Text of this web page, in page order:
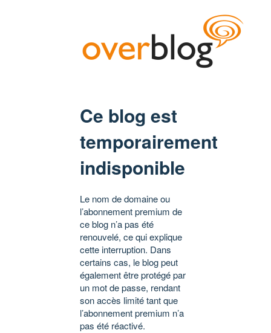
Ce blog est
temporairement
indisponible
Le nom de domaine ou
l’abonnement premium de
ce blog n’a pas été
renouvelé, ce qui explique
cette interruption. Dans
certains cas, le blog peut
également être protégé par
un mot de passe, rendant
son accès limité tant que
l’abonnement premium n’a
pas été réactivé.